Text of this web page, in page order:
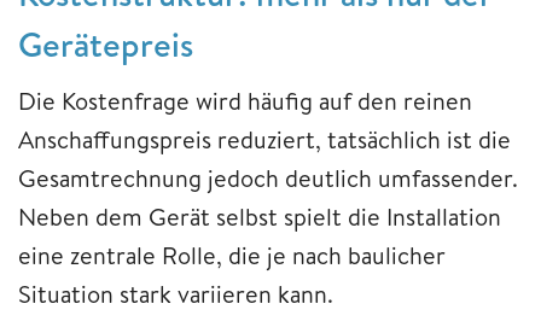
Gerätepreis
Die Kostenfrage wird häufig auf den reinen
Anschaffungspreis reduziert, tatsächlich ist die
Gesamtrechnung jedoch deutlich umfassender.
Neben dem Gerät selbst spielt die Installation
eine zentrale Rolle, die je nach baulicher
Situation stark variieren kann.